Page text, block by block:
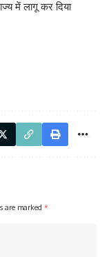
में लागू कर दिया
are marked *